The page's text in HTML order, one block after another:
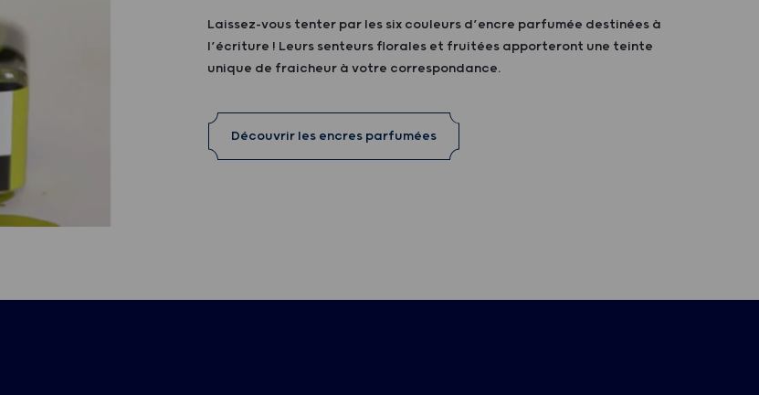
Laissez-vous tenter par les six couleurs d’encre parfumée destinées à
l’écriture ! Leurs senteurs florales et fruitées apporteront une teinte
unique de fraicheur à votre correspondance.
Découvrir les encres parfumées